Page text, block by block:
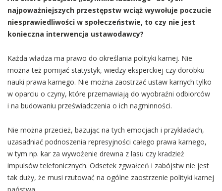
najpoważniejszych przestępstw wciąż wywołuje poczucie
niesprawiedliwości w społeczeństwie, to czy nie jest
konieczna interwencja ustawodawcy?
Każda władza ma prawo do określania polityki karnej. Nie
można też pomijać statystyk, wiedzy eksperckiej czy dorobku
nauki prawa karnego. Nie można zaostrzać ustaw karnych tylko
w oparciu o czyny, które przemawiają do wyobraźni odbiorców
i na budowaniu przeświadczenia o ich nagminności.
Nie można przecież, bazując na tych emocjach i przykładach,
uzasadniać podnoszenia represyjności całego prawa karnego,
w tym np. kar za wywożenie drewna z lasu czy kradzież
impulsów telefonicznych. Odsetek zgwałceń i zabójstw nie jest
tak duży, że musi rzutować na ogólne zaostrzenie polityki karnej
państwa.